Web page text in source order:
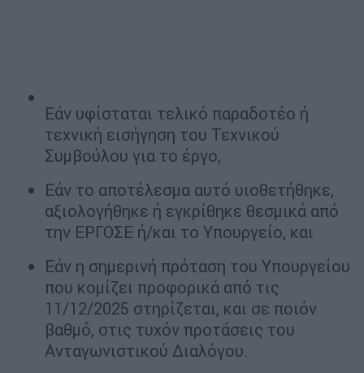
Εάν υφίσταται τελικό παραδοτέο ή
τεχνική εισήγηση του Τεχνικού
Συμβούλου για το έργο,
Εάν το αποτέλεσμα αυτό υιοθετήθηκε,
αξιολογήθηκε ή εγκρίθηκε θεσμικά από
την ΕΡΓΟΣΕ ή/και το Υπουργείο, και
Εάν η σημερινή πρόταση του Υπουργείου
που κομίζει προφορικά από τις
11/12/2025 στηρίζεται, και σε ποιόν
βαθμό, στις τυχόν προτάσεις του
Ανταγωνιστικού Διαλόγου.